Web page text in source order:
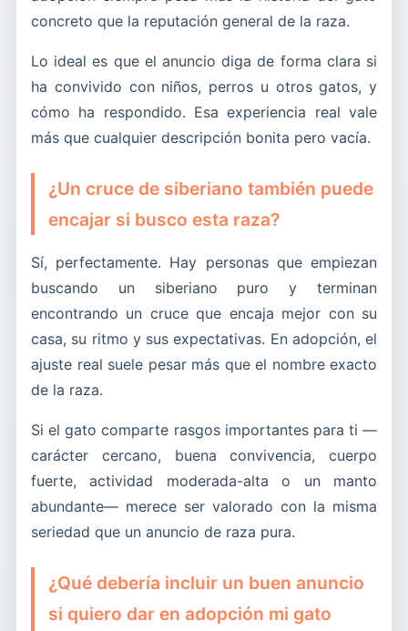
concreto que la reputación general de la raza.
Lo ideal es que el anuncio diga de forma clara si
ha convivido con niños, perros u otros gatos, y
cómo ha respondido. Esa experiencia real vale
más que cualquier descripción bonita pero vacía.
¿Un cruce de siberiano también puede
encajar si busco esta raza?
Sí, perfectamente. Hay personas que empiezan
buscando un siberiano puro y terminan
encontrando un cruce que encaja mejor con su
casa, su ritmo y sus expectativas. En adopción, el
ajuste real suele pesar más que el nombre exacto
de la raza.
Si el gato comparte rasgos importantes para ti —
carácter cercano, buena convivencia, cuerpo
fuerte, actividad moderada-alta o un manto
abundante— merece ser valorado con la misma
seriedad que un anuncio de raza pura.
¿Qué debería incluir un buen anuncio
si quiero dar en adopción mi gato